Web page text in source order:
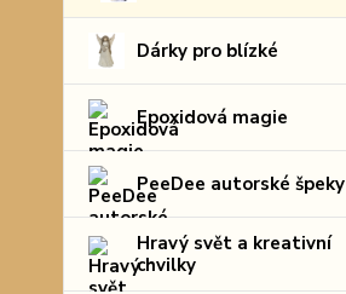
Dárky pro blízké
Epoxidová magie
PeeDee autorské špeky
Hravý svět a kreativní
chvilky